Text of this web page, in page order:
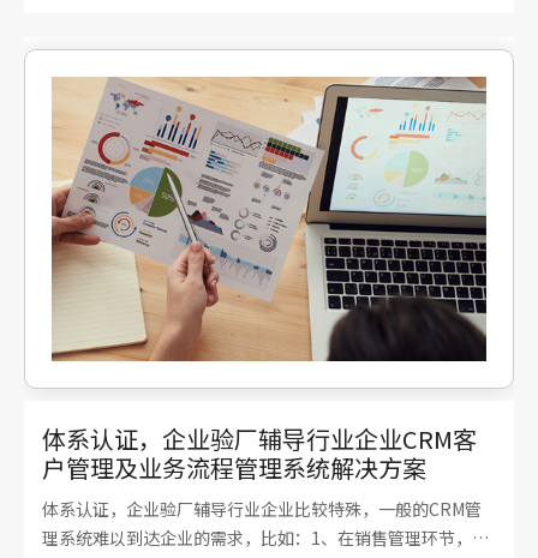
体系认证，企业验厂辅导行业企业CRM客
户管理及业务流程管理系统解决方案
体系认证，企业验厂辅导行业企业比较特殊，一般的CRM管
理系统难以到达企业的需求，比如：1、在销售管理环节，工